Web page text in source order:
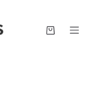
Carrinho